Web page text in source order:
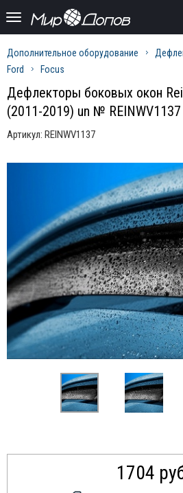
Дополнительное оборудование
Ford
Focus
Дефлекторы боковых окон
(2011-2019) un № REINWV1137
Артикул: REINWV1137
1704